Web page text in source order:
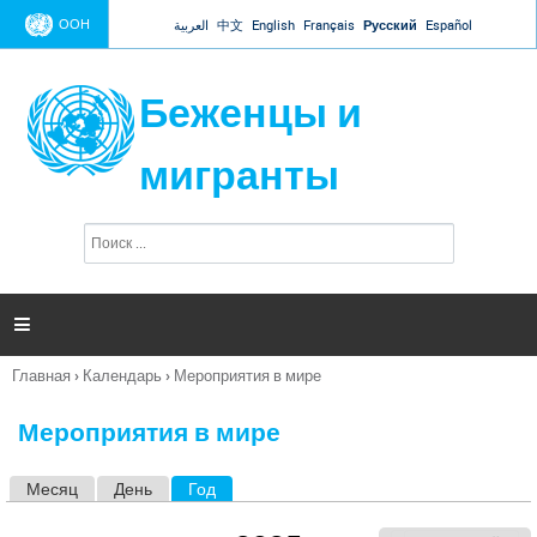
Jump to navigation
ООН العربية 中文 English Français Русский Español
Беженцы и
мигранты
п
и

Вы
Главная › Календарь › Мероприятия в мире
Мероприятия в мире
Месяц День Год